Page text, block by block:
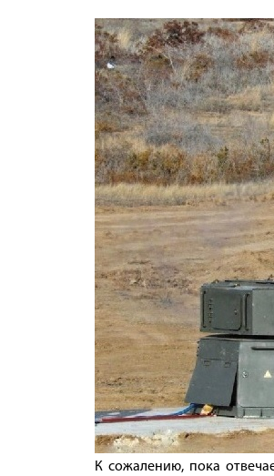
К сожалению, пока